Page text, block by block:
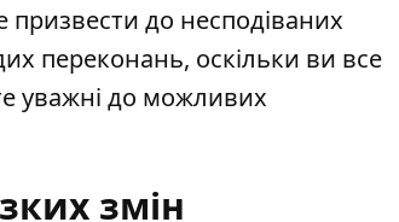
до несподіваних
переконань, оскільки ви все
уважні до можливих
змін